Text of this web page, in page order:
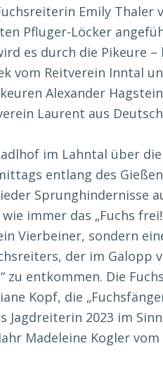
Emily Thaler
Pfluger-Löcker
es durch die Pikeure –
vom Reitverein Inntal
Alexander
Laurent aus
im Lahntal über
entlang des
Sprunghindernisse
immer das „Fuchs
Vierbeiner, sondern
der im Galopp
zu entkommen. Die
Kopf, die
Jagdreiterin 2023 im
Madeleine Kogler